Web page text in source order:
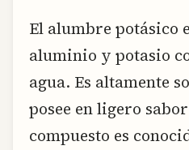
El alumbre potásico
aluminio y potasio
agua. Es altamente
posee en ligero
compuesto es